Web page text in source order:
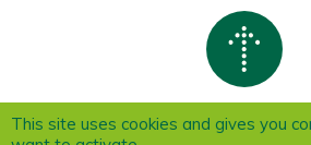
This site uses cookies and gives you